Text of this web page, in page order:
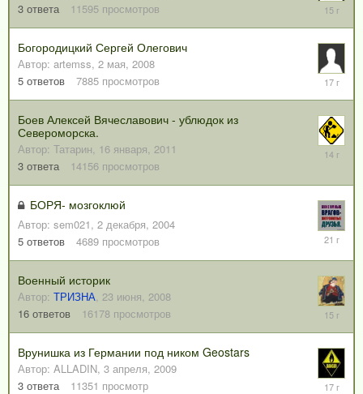
3 ответа 11595 просмотров
2011
Богородицкий Сергей Олегович
Автор: artemss, 2 мая, 2008
5 ответов 7885 просмотров
2009
Боев Алексей Вячеславович - ублюдок из
Североморска.
Автор: Татарин, 16 января, 2011
3 ответа 14156 просмотров
БОРЯ- мозгоклюй
Автор: sem021, 2 декабря, 2004
5 ответов 4689 просмотров
10
2004
Военный историк
Автор: ТРИЗНА, 23 июня, 2008
16 ответов 16178 просмотров
13
2010
Врунишка из Германии под ником Geostars
Автор: ALLADIN, 3 апреля, 2009
3 ответа 11351 просмотр
28